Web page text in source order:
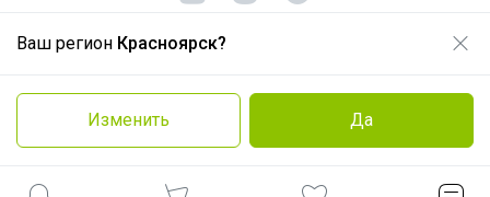
Ваш регион Красноярск?
Изменить Да
© ООО "Лявита", ОГРН 1122468054070, 2012 -2026
Политика конфиденциальности
Cоглашение пользователя